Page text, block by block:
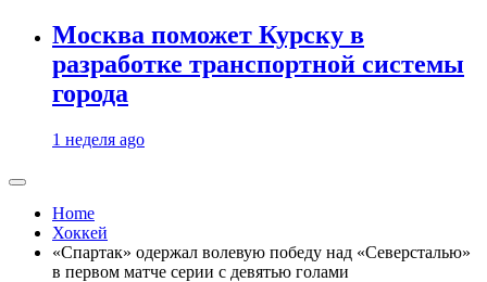
Москва поможет Курску в
разработке транспортной системы
города
1 неделя ago
Home
Хоккей
«Спартак» одержал волевую победу над «Северсталью»
в первом матче серии с девятью голами